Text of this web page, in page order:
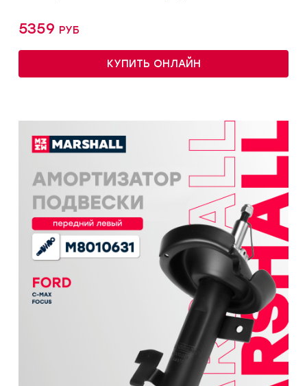
5359 руб
КУПИТЬ ОНЛАЙН